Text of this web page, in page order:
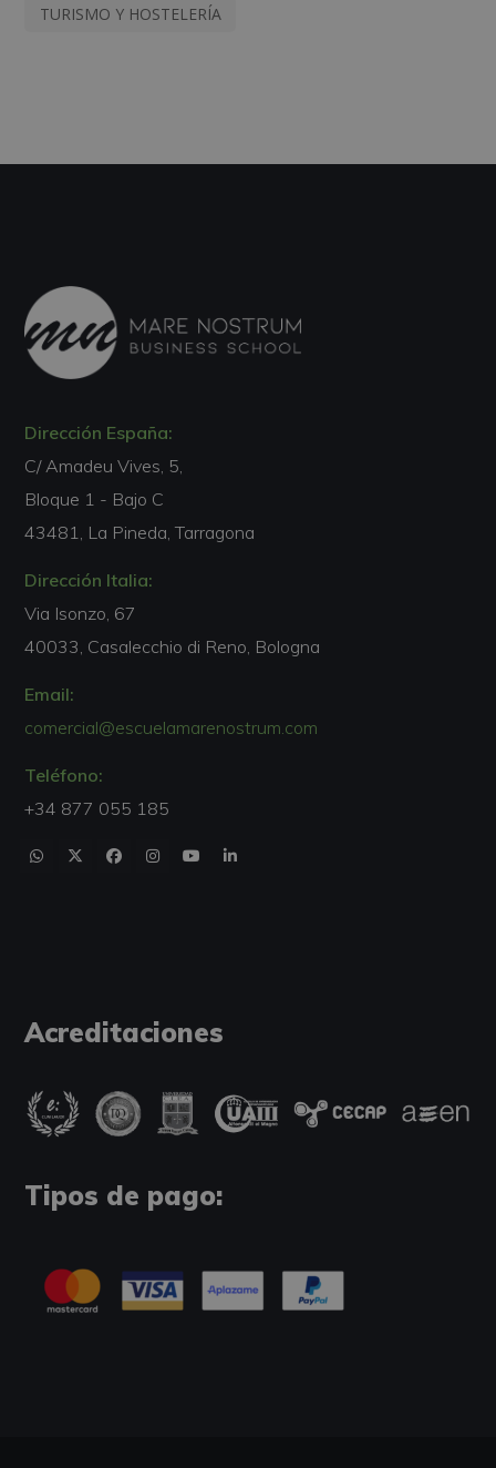
TURISMO Y HOSTELERÍA
Dirección España:
C/ Amadeu Vives, 5,
Bloque 1 - Bajo C
43481, La Pineda, Tarragona
Dirección Italia:
Via Isonzo, 67
40033, Casalecchio di Reno, Bologna
Email:
comercial@escuelamarenostrum.com
Teléfono:
+34 877 055 185
Acreditaciones
Tipos de pago: